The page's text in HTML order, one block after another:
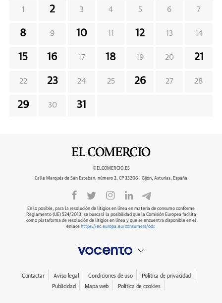
1 2 3 4 5 6 7
8 9 10 11 12 13 14
15 16 17 18 19 20 21
22 23 24 25 26 27 28
29 30 31
©ELCOMERCIO.ES
Calle Marqués de San Esteban, número 2, CP 33206 , Gijón, Asturias, España
En lo posible, para la resolución de litigios en línea en materia de consumo conforme
Reglamento (UE) 524/2013, se buscará la posibilidad que la Comisión Europea facilita
como plataforma de resolución de litigios en línea y que se encuentra disponible en el
enlace https://ec.europa.eu/consumers/odr.
Contactar Aviso legal Condiciones de uso
Política de privacidad
Publicidad
Mapa web Política de cookies